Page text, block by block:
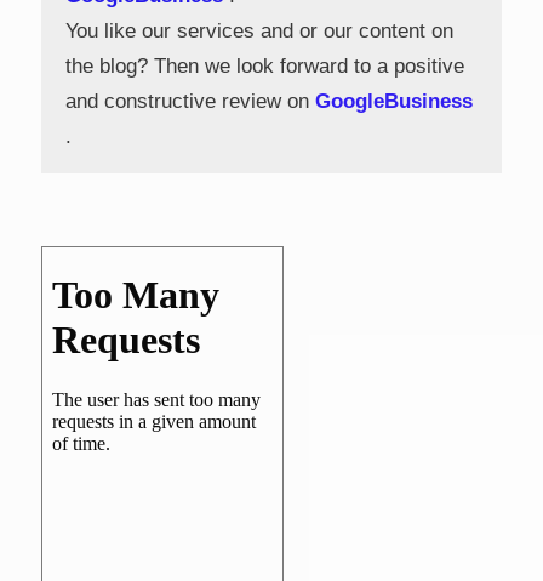
You like our services and or our content on
the blog? Then we look forward to a positive
and constructive review on GoogleBusiness
.